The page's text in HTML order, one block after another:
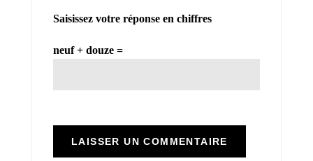
Saisissez votre réponse en chiffres
neuf + douze =